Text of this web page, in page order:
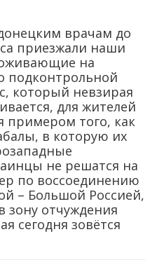
врачам до
приезжали наши
на
подконтрольной
который невзирая
для жителей
примером того, как
в которую их
не решатся на
по воссоединению
– Большой Россией,
зону отчуждения
сегодня зовётся